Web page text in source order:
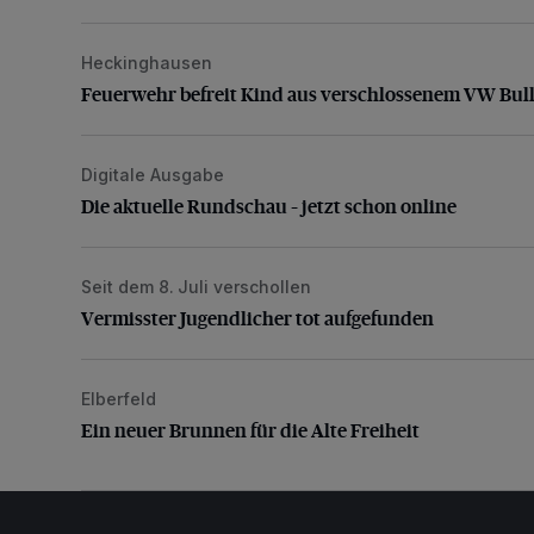
Feuerwehr befreit Kind aus verschlossenem VW Bulli
Heckinghausen
Feuerwehr befreit Kind aus verschlossenem VW
Die aktuelle Rundschau – jetzt schon online
Digitale Ausgabe
Die aktuelle Rundschau – jetzt schon online
Vermisster Jugendlicher tot aufgefunden
Seit dem 8. Juli verschollen
Vermisster Jugendlicher tot aufgefunden
Ein neuer Brunnen für die Alte Freiheit
Elberfeld
Ein neuer Brunnen für die Alte Freiheit